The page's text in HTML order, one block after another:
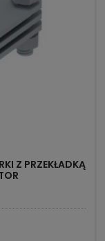
Z PRZEKŁADKĄ